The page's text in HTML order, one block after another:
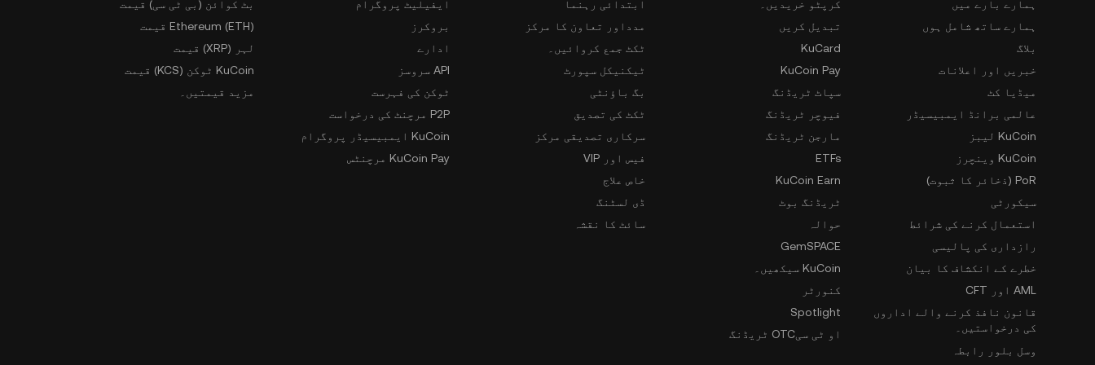
ہمارے بارے میں
ہمارے ساتھ شامل ہوں
بلاگ
خبریں اور اعلانات
میڈیا کٹ
عالمی برانڈ ایمبیسیڈر
KuCoin لیبز
KuCoin وینچرز
PoR (ذخائر کا ثبوت)
سیکورٹی
استعمال کرنے کی شرائط
رازداری کی پالیسی
خطرے کے انکشاف کا بیان
AML اور CFT
قانون نافذ کرنے والے اداروں
کی درخواستیں۔
وسل بلور رابطہ
کرپٹو خریدیں۔
تبدیل کریں
KuCard
KuCoin Pay
سپاٹ ٹریڈنگ
فیوچر ٹریڈنگ
مارجن ٹریڈنگ
ETFs
KuCoin Earn
ٹریڈنگ بوٹ
حوالہ
GemSPACE
KuCoin سیکھیں۔
کنورٹر
Spotlight
او ٹی سیOTC ٹریڈنگ
ابتدائی رہنما
مدداور تعاون کا مرکز
ٹکٹ جمع کروائیں۔
ٹیکنیکل سپورٹ
بگ باؤنٹی
ٹکٹ کی تصدیق
سرکاری تصدیقی مرکز
فیس اور VIP
خاص علاج
ڈی لسٹنگ
سائٹ کا نقشہ
ایفیلیٹ پروگرام
بروکرز
ادارے
API سروسز
ٹوکن کی فہرست
P2P مرچنٹ کی درخواست
KuCoin ایمبیسیڈر پروگرام
KuCoin Pay مرچنٹس
بٹ کوائن (بی ٹی سی) قیمت
Ethereum (ETH) قیمت
لہر (XRP) قیمت
KuCoin ٹوکن (KCS) قیمت
مزید قیمتیں۔